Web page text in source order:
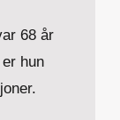
68 år
hun